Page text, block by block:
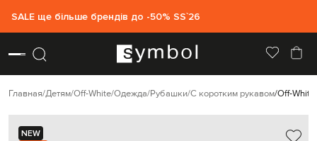
SALE ще більше брендів до -50% SS`26
Главная Детям Off-White Одежда Рубашки С коротким рукавом Off-White
NEW